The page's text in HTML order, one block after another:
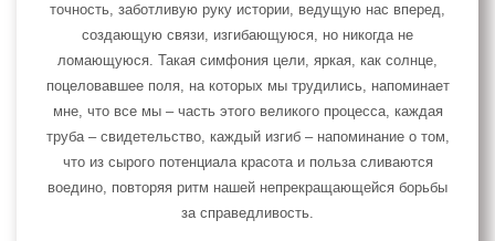
точность, заботливую руку истории, ведущую нас вперед,
создающую связи, изгибающуюся, но никогда не
ломающуюся. Такая симфония цели, яркая, как солнце,
поцеловавшее поля, на которых мы трудились, напоминает
мне, что все мы – часть этого великого процесса, каждая
труба – свидетельство, каждый изгиб – напоминание о том,
что из сырого потенциала красота и польза сливаются
воедино, повторяя ритм нашей непрекращающейся борьбы
за справедливость.